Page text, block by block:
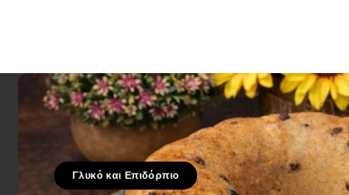
Γλυκό και Επιδόρπιο